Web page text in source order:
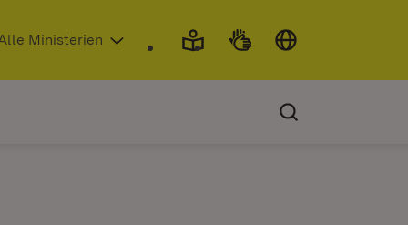
neuem Fenster)
Ministerien